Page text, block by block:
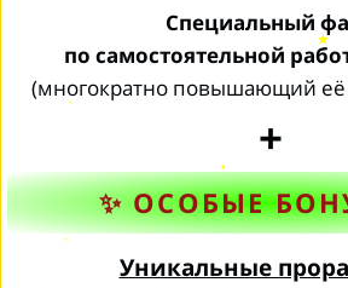
Специальный
по самостоятельной
(многократно повышающий её
+
✨ ОСОБЫЕ
Уникальные